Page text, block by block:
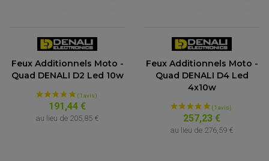
Feux Additionnels Moto -
Quad DENALI D2 Led 10w
191,44 €
au lieu de 205,85 €
Feux Additionnels Moto -
Quad DENALI D4 Led
4x10w
257,23 €
au lieu de 276,59 €